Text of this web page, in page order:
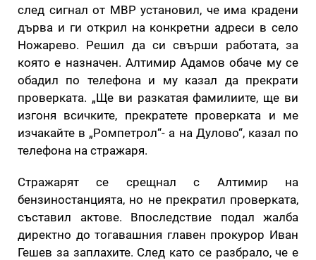
след сигнал от МВР установил, че има крадени
дърва и ги открил на конкретни адреси в село
Ножарево. Решил да си свърши работата, за
която е назначен. Алтимир Адамов обаче му се
обадил по телефона и му казал да прекрати
проверката. „Ще ви разкатая фамилиите, ще ви
изгоня всичките, прекратете проверката и ме
изчакайте в „Ромпетрол“- а на Дулово“, казал по
телефона на стражаря.
Стражарят се срещнал с Алтимир на
бензиностанцията, но не прекратил проверката,
съставил актове. Впоследствие подал жалба
директно до тогавашния главен прокурор Иван
Гешев за заплахите. След като се разбрало, че е